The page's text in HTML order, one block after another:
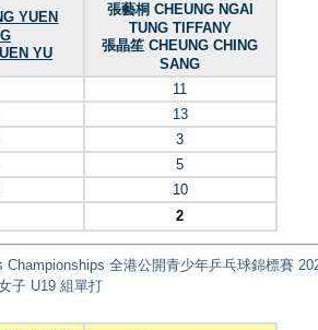
YUEN
YU
張藝桐 CHEUNG NGAI
TUNG TIFFANY
張晶笙 CHEUNG CHING
SANG
11
13
3
5
10
2
Championships 全港公開青少年乒乓球錦標賽
子 U19 組單打